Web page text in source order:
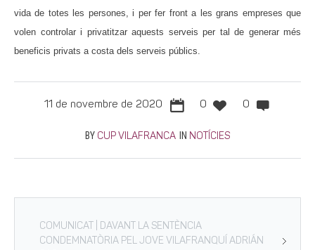
vida de totes les persones, i per fer front a les grans empreses que
volen controlar i privatitzar aquests serveis per tal de generar més
beneficis privats a costa dels serveis públics.
11 de novembre de 2020 0 0
BY CUP VILAFRANCA IN NOTÍCIES
COMUNICAT | DAVANT LA SENTÈNCIA
CONDEMNATÒRIA PEL JOVE VILAFRANQUÍ ADRIÁN